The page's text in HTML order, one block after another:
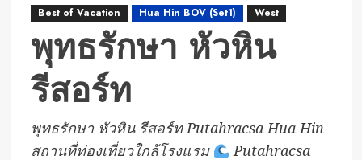
Best of Vacation Hua Hin BOV (Set1) West
พุทธรักษา หัวหิน
รีสอร์ท
พุทธรักษา หัวหิน รีสอร์ท Putahracsa Hua Hin
สถานที่ท่องเที่ยวใกล้โรงแรม
Putahracsa